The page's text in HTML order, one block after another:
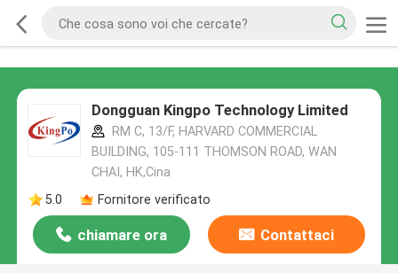
Dongguan Kingpo Technology Limited
RM C, 13/F, HARVARD COMMERCIAL
BUILDING, 105-111 THOMSON ROAD, WAN
CHAI, HK,Cina
5.0
Fornitore verificato
chiamare ora Contattaci